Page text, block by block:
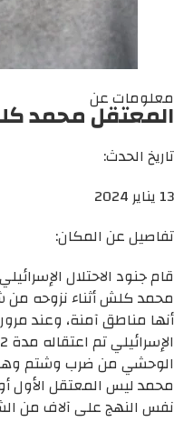
معلومات عن
المعتقل محمد
تاريخ الحدث:
13 يناير 2024
تفاصيل عن المكان:
محمد كلش أثناء نزوحه من
أنها مناطق آمنة، وعند
الوحشي من ضرب وشتم
محمد ليس المعتقل الأول أو
نفس النهج على آلاف من